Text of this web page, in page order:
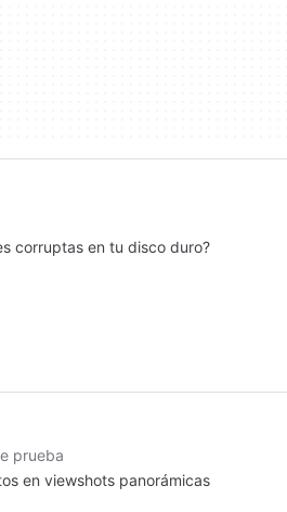
corruptas en tu disco duro?
prueba
en viewshots panorámicas